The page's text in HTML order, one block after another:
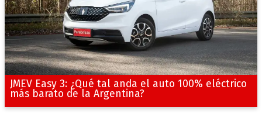
JMEV Easy 3: ¿Qué tal anda el auto 100% eléctrico
más barato de la Argentina?